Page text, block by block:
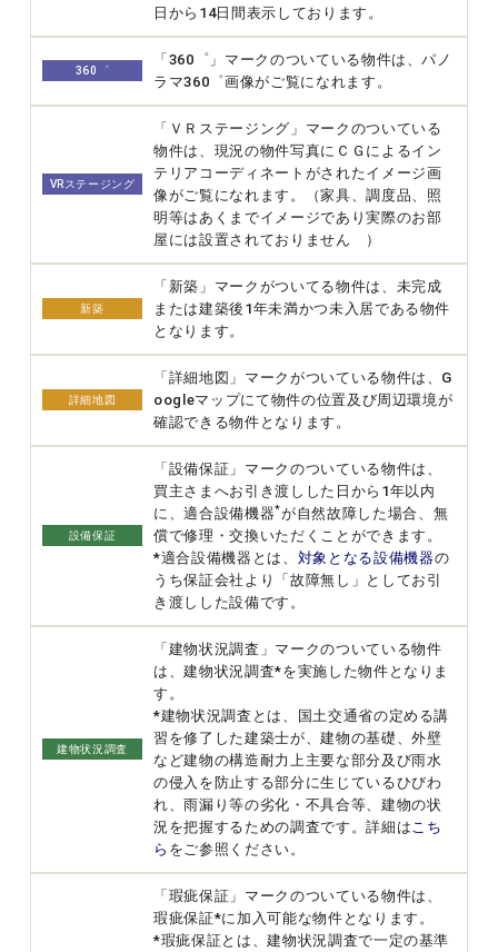
日から14日間表示しております。
360゜
「360゜」マークのついている物件は、パノ
ラマ360゜画像がご覧になれます。
VRステージング
「ＶＲステージング」マークのついている
物件は、現況の物件写真にＣＧによるイン
テリアコーディネートがされたイメージ画
像がご覧になれます。（家具、調度品、照
明等はあくまでイメージであり実際のお部
屋には設置されておりません ）
新築
「新築」マークがついてる物件は、未完成
または建築後1年未満かつ未入居である物件
となります。
詳細地図
「詳細地図」マークがついている物件は、G
oogleマップにて物件の位置及び周辺環境が
確認できる物件となります。
設備保証
「設備保証」マークのついている物件は、
買主さまへお引き渡しした日から1年以内
に、適合設備機器*が自然故障した場合、無
償で修理・交換いただくことができます。
*適合設備機器とは、 対象となる設備機器の
うち保証会社より「故障無し」としてお引
き渡しした設備です。
建物状況調査
「建物状況調査」マークのついている物件
は、建物状況調査*を実施した物件となりま
す。
*建物状況調査とは、国土交通省の定める講
習を修了した建築士が、建物の基礎、外壁
など建物の構造耐力上主要な部分及び雨水
の侵入を防止する部分に生じているひびわ
れ、雨漏り等の劣化・不具合等、建物の状
況を把握するための調査です。詳細は こち
ら をご参照ください。
「瑕疵保証」マークのついている物件は、
瑕疵保証*に加入可能な物件となります。
*瑕疵保証とは、建物状況調査で一定の基準